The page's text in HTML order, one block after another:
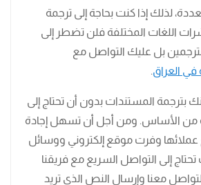
لذلك إذا كنت بحاجة إلى ترجمة
اللغات المختلفة فلن تضطر إلى
بل عليك التواصل مع
العراق.
بترجمة المستندات بدون أن تحتاج إلى
من الأساس. ومن أجل أن تسهل إجادة
عملائها وفرت موقع إلكتروني ووسائل
إلى التواصل السريع مع فريقنا
معنا وإرسال النص الذي تريد